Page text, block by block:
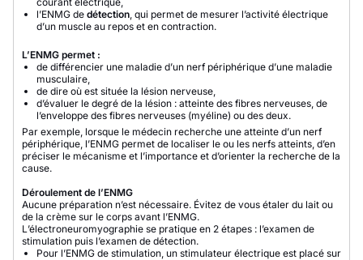
l’ENMG de détection, qui permet de mesurer l’activité électrique
d’un muscle au repos et en contraction.
L’ENMG permet :
de différencier une maladie d’un nerf périphérique d’une maladie
musculaire,
de dire où est située la lésion nerveuse,
d’évaluer le degré de la lésion : atteinte des fibres nerveuses, de
l’enveloppe des fibres nerveuses (myéline) ou des deux.
Par exemple, lorsque le médecin recherche une atteinte d’un nerf
périphérique, l’ENMG permet de localiser le ou les nerfs atteints, d’en
préciser le mécanisme et l’importance et d’orienter la recherche de la
cause.
Déroulement de l’ENMG
Aucune préparation n’est nécessaire. Évitez de vous étaler du lait ou
de la crème sur le corps avant l’ENMG.
L’électroneuromyographie se pratique en 2 étapes : l’examen de
stimulation puis l’examen de détection.
Pour l’ENMG de stimulation, un stimulateur électrique est placé sur